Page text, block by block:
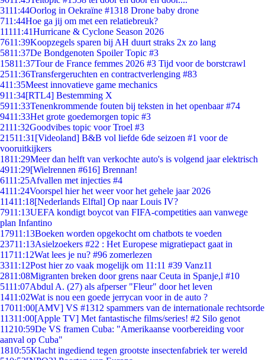
3111:44Oorlog in Oekraïne #1318 Drone baby drone
711:44Hoe ga jij om met een relatiebreuk?
11111:41Hurricane & Cyclone Season 2026
7611:39Koopzegels sparen bij AH duurt straks 2x zo lang
5811:37De Bondgenoten Spoiler Topic #3
15811:37Tour de France femmes 2026 #3 Tijd voor de borstcrawl
2511:36Transfergeruchten en contractverlenging #83
411:35Meest innovatieve game mechanics
911:34[RTL4] Bestemming X
5911:33Tenenkrommende fouten bij teksten in het openbaar #74
9411:33Het grote goedemorgen topic #3
2111:32Goodvibes topic voor Troel #3
21511:31 [Videoland] B&B vol liefde 6de seizoen #1 voor de
vooruitkijkers
1811:29Meer dan helft van verkochte auto's is volgend jaar elektrisch
4911:29[Wielrennen #616] Brennan!
6111:25Afvallen met injecties #4
4111:24Voorspel hier het weer voor het gehele jaar 2026
11411:18[Nederlands Elftal] Op naar Louis IV?
7911:13UEFA kondigt boycot van FIFA-competities aan vanwege
plan Infantino
17911:13Boeken worden opgekocht om chatbots te voeden
23711:13Asielzoekers #22 : Het Europese migratiepact gaat in
11711:12Wat lees je nu? #96 zomerlezen
3311:12Post hier zo vaak mogelijk om 11:11 #39 Vanz11
2811:08Migranten breken door grens naar Ceuta in Spanje,l #10
5111:07Abdul A. (27) als afperser "Fleur" door het leven
1411:02Wat is nou een goede jerrycan voor in de auto ?
17011:00[AMV] VS #1312 spammers van de internationale rechtsorde
11311:00[Apple TV] Met fantastische films/series! #2 Silo genot
11210:59De VS framen Cuba: "Amerikaanse voorbereiding voor
aanval op Cuba"
1810:55Klacht ingediend tegen grootste insectenfabriek ter wereld